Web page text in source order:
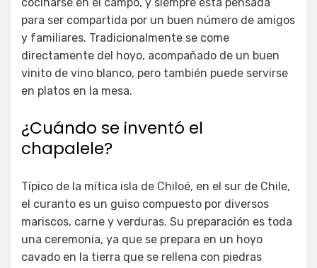
cocinarse en el campo, y siempre está pensada
para ser compartida por un buen número de amigos
y familiares. Tradicionalmente se come
directamente del hoyo, acompañado de un buen
vinito de vino blanco, pero también puede servirse
en platos en la mesa.
¿Cuándo se inventó el
chapalele?
Típico de la mítica isla de Chiloé, en el sur de Chile,
el curanto es un guiso compuesto por diversos
mariscos, carne y verduras. Su preparación es toda
una ceremonia, ya que se prepara en un hoyo
cavado en la tierra que se rellena con piedras